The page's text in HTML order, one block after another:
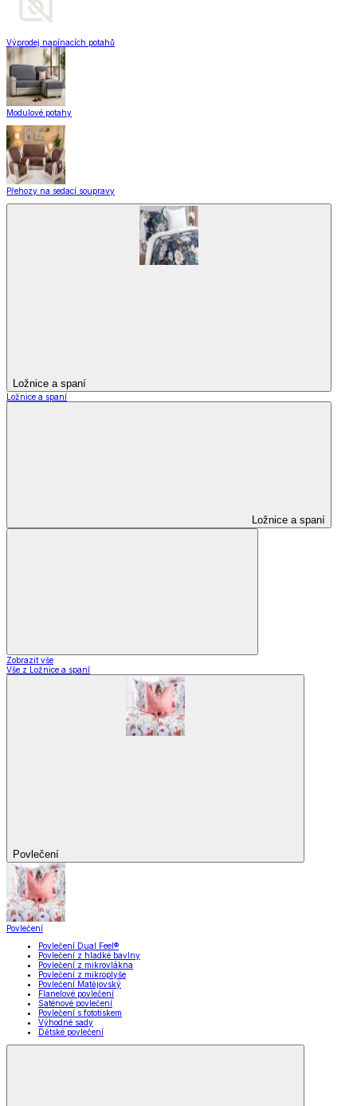
Výprodej napínacích potahů
Modulové potahy
Přehozy na sedací soupravy
Ložnice a spaní
Ložnice a spaní
Ložnice a spaní
Zobrazit vše
Vše z Ložnice a spaní
Povlečení
Povlečení
Povlečení Dual Feel®
Povlečení z hladké bavlny
Povlečení z mikrovlákna
Povlečení z mikroplyše
Povlečení Matějovský
Flanelové povlečení
Saténové povlečení
Povlečení s fototiskem
Výhodné sady
Dětské povlečení